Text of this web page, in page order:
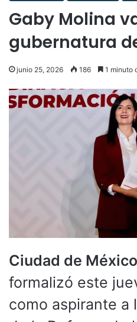
Gaby Molina
gubernatura
junio 25, 2026 186 1 minuto
Ciudad de México
formalizó este
como aspirante a